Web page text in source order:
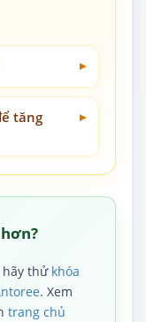
tăng
hãy thử khóa
. Xem
trang chủ